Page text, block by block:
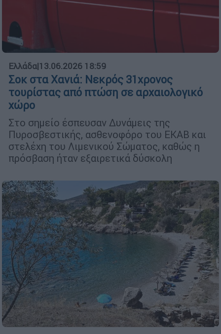
Ελλάδα|13.06.2026 18:59
Σοκ στα Χανιά: Νεκρός 31χρονος
τουρίστας από πτώση σε αρχαιολογικό
χώρο
Στο σημείο έσπευσαν Δυνάμεις της
Πυροσβεστικής, ασθενοφόρο του ΕΚΑΒ και
στελέχη του Λιμενικού Σώματος, καθώς η
πρόσβαση ήταν εξαιρετικά δύσκολη